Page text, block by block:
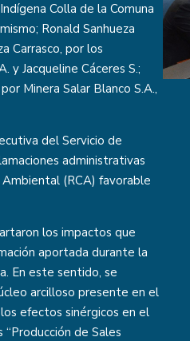
Colla de la Comuna
Ronald Sanhueza
Carrasco, por los
y Jacqueline Cáceres S.;
Minera Salar Blanco S.A.,
del Servicio de
administrativas
(RCA) favorable
los impactos que
aportada durante la
En este sentido, se
arcilloso presente en el
efectos sinérgicos en el
de Sales